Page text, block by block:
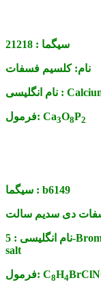
سیگما : 21218
نام: کلسیم فسفات
نام انگلیسی :
فرمول: Ca3O8P2
سیگما : b6149
نام انگلیسی : 5-Bromo-4-chloro-3-indolyl phosphate disodium
salt
فرمول: C8H4